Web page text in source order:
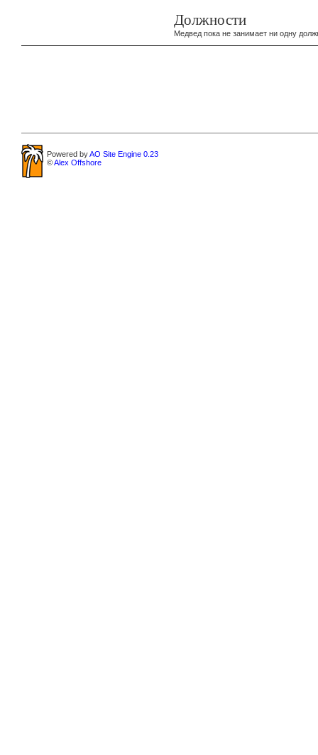
Должности
Медвед пока не занимает ни одну
Powered byAO Site Engine 0.23
©Alex Offshore